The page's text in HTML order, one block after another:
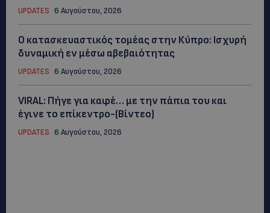
UPDATES 6 Αυγούστου, 2026
Ο κατασκευαστικός τομέας στην Κύπρο: Ισχυρή
δυναμική εν μέσω αβεβαιότητας
UPDATES 6 Αυγούστου, 2026
VIRAL: Πήγε για καφέ… με την πάπια του και
έγινε το επίκεντρο-(Βίντεο)
UPDATES 6 Αυγούστου, 2026